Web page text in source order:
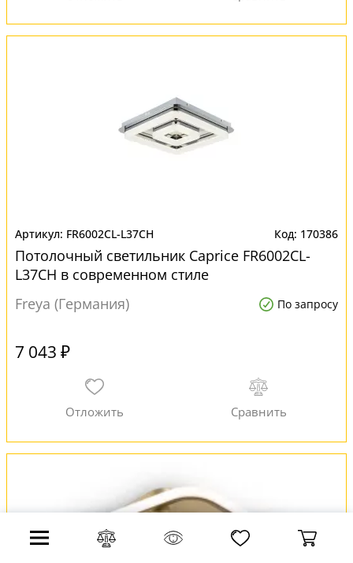
FR6002CL-L37CH 170386
Потолочный светильник Сaprice FR6002CL-
L37CH в современном стиле
Freya (Германия)
По запросу
7 043 ₽